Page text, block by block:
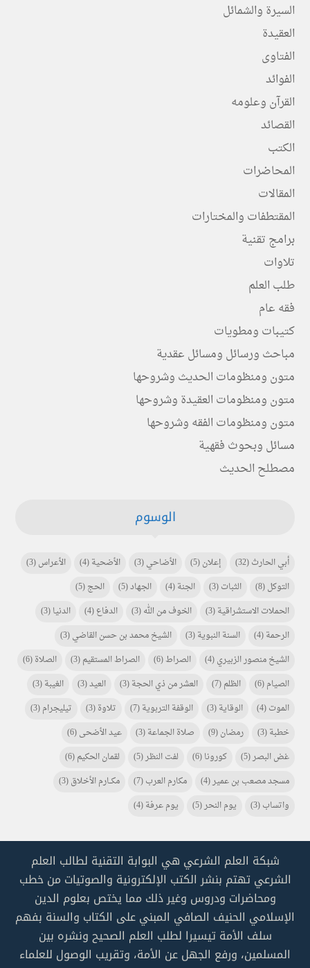
السيرة والشمائل
العقيدة
الفتاوى
الفوائد
القرآن وعلومه
القصائد
الكتب
المحاضرات
المقالات
المقتطفات والمختارات
برامج تقنية
تلاوات
طلب العلم
فقه عام
كتيبات ومطويات
مباحث ورسائل ومسائل عقدية
متون ومنظومات الحديث وشروحها
متون ومنظومات العقيدة وشروحها
متون ومنظومات الفقه وشروحها
مسائل وبحوث فقهية
مصطلح الحديث
الوسوم
أبي الحارث(32) إعلان(5) الأضاحي(3) الأضحية(4) الأعراس(3)
التوكل(8) الثبات(3) الجنة(4) الجهاد(5) الحج(5)
الحملات الاستشراقية(3) الخوف من الله(3) الدفاع(4) الدنيا(3)
الرحمة(4) السنة النبوية(3) الشيخ محمد بن حسن القاضي(3)
الشيخ منصور الزبيري(4) الصراط(6) الصراط المستقيم(3) الصلاة(6)
الصيام(6) الظلم(7) العشر من ذي الحجة(3) العيد(3) الغيبة(3)
الموت(4) الوقاية(3) الوقفة التربوية(7) تلاوة(3) تيليجرام(3)
خطبة(3) رمضان(9) صلاة الجماعة(3) عيد الأضحى(6)
غض البصر(5) كورونا(6) لفت النظر(5) لقمان الحكيم(6)
مسجد مصعب بن عمير(4) مكارم العرب(7) مكـــارم الأخلاق(3)
واتساب(3) يوم النحر(5) يوم عرفة(4)
شبكة العلم الشرعي هي البوابة التقنية لطالب العلم
الشرعي تهتم بنشر الكتب الإلكترونية والصوتيات من خطب
ومحاضرات ودروس وغير ذلك مما يختص بعلوم الدين
الإسلامي الحنيف الصافي المبني على الكتاب والسنة بفهم
سلف الأمة تيسيرا لطلب العلم الصحيح ونشره بين
المسلمين، ورفع الجهل عن الأمة، وتقريب الوصول للعلماء